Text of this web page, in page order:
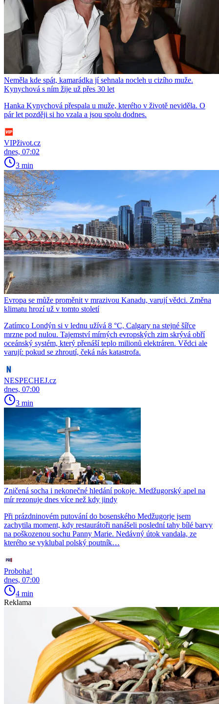
Neměla kde spát, kamarádka jí sehnala nocleh u cizího muže.
Kynychová s ním žije už přes 30 let
Hanka Kynychová přespala u muže, kterého v životě neviděla. O
pár let později si ho vzala a jsou spolu dodnes.
VIPživot.cz
dnes, 07:02
3 min
Evropa se může proměnit v mrazivou Kanadu, varují vědci. Změna
klimatu hrozí už v tomto století
Zatímco Londýn si v lednu užívá 8 °C, Calgary na stejné šířce
mrzne pod nulou. Tajemství mírných evropských zim skrývá obří
oceánský systém, který přenáší teplo milionů elektráren. Vědci ale
varují: pokud se zhroutí, čeká nás katastrofa.
NESPECHEJ.cz
dnes, 07:00
3 min
Zničená socha i nekonečné hledání pokoje. Medžugorský apel na
mír rezonuje dnes více než kdy jindy
Při prázdninovém putování do bosenského Medžugorje jsem
zachytila moment, kdy restaurátoři nanášeli poslední tahy bílé barvy
na poškozenou sochu Panny Marie. Nedávný útok vandala, ze
kterého se vyklubal polský poutník…
Proboha!
dnes, 07:00
4 min
Reklama